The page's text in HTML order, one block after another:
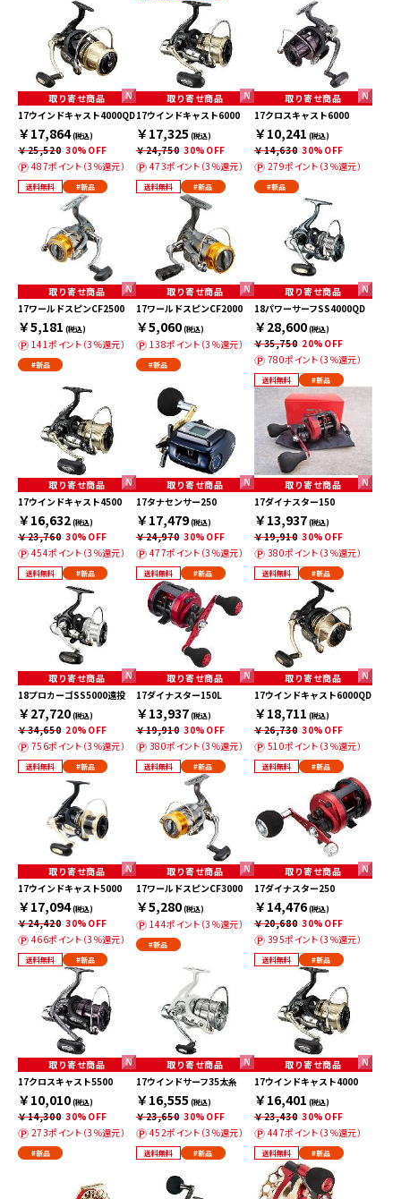
取り寄せ商品
17ウインドキャスト4000QD
￥17,864(税込)
￥25,520 30%OFF
487ポイント（3％還元）
送料無料 #新品
取り寄せ商品
17ウインドキャスト6000
￥17,325 (税込)
￥24,750 30%OFF
473ポイント（3％還元）
送料無料 #新品
取り寄せ商品
17クロスキャスト6000
￥10,241 (税込)
￥14,630 30%OFF
279ポイント（3％還元）
#新品
取り寄せ商品
17ワールドスピンCF2500
￥5,181 (税込)
141ポイント（3％還元）
#新品
取り寄せ商品
17ワールドスピンCF2000
￥5,060(税込)
138ポイント（3％還元）
#新品
取り寄せ商品
18パワーサーフSS4000QD
￥28,600(税込)
￥35,750 20%OFF
780ポイント（3％還元）
送料無料 #新品
取り寄せ商品
17ウインドキャスト4500
￥16,632(税込)
￥23,760 30%OFF
454ポイント（3％還元）
送料無料 #新品
取り寄せ商品
17タナセンサー250
￥17,479(税込)
￥24,970 30%OFF
477ポイント（3％還元）
送料無料 #新品
取り寄せ商品
17ダイナスター150
￥13,937(税込)
￥19,910 30%OFF
380ポイント（3％還元）
送料無料 #新品
取り寄せ商品
18プロカーゴSS5000遠投
￥27,720(税込)
￥34,650 20%OFF
756ポイント（3％還元）
送料無料 #新品
取り寄せ商品
17ダイナスター150L
￥13,937(税込)
￥19,910 30%OFF
380ポイント（3％還元）
送料無料 #新品
取り寄せ商品
17ウインドキャスト6000QD
￥18,711 (税込)
￥26,730 30%OFF
510ポイント（3％還元）
送料無料 #新品
取り寄せ商品
17ウインドキャスト5000
￥17,094(税込)
￥24,420 30%OFF
466ポイント（3％還元）
送料無料 #新品
取り寄せ商品
17ワールドスピンCF3000
￥5,280(税込)
144ポイント（3％還元）
#新品
取り寄せ商品
17ダイナスター250
￥14,476(税込)
￥20,680 30%OFF
395ポイント（3％還元）
送料無料 #新品
取り寄せ商品
17クロスキャスト5500
￥10,010(税込)
￥14,300 30%OFF
273ポイント（3％還元）
#新品
取り寄せ商品
17ウインドサーフ35太糸
￥16,555 (税込)
￥23,650 30%OFF
452ポイント（3％還元）
送料無料 #新品
取り寄せ商品
17ウインドキャスト4000
￥16,401 (税込)
￥23,430 30%OFF
447ポイント（3％還元）
送料無料 #新品